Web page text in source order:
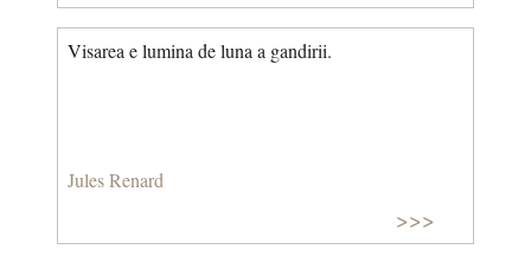
Visarea e lumina de luna a gandirii.
Jules Renard
>>>